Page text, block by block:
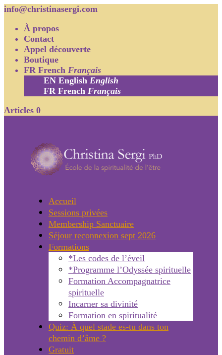
info@christinasergi.com
À propos
Contact
Appel découverte
Boutique
FR French Français
EN English English
FR French Français
Articles 0
Accueil
Sessions privées
Membership Sanctuaire
Séjour reconnexion sept 2026
Formations
*Les codes de l’éveil
*Programme l’Odyssée spirituelle
Formation Accompagnatrice
spirituelle
Incarner sa divinité
Formation en spiritualité
Quiz: À quel stade es-tu dans ton
chemin d’âme ?
Gratuit